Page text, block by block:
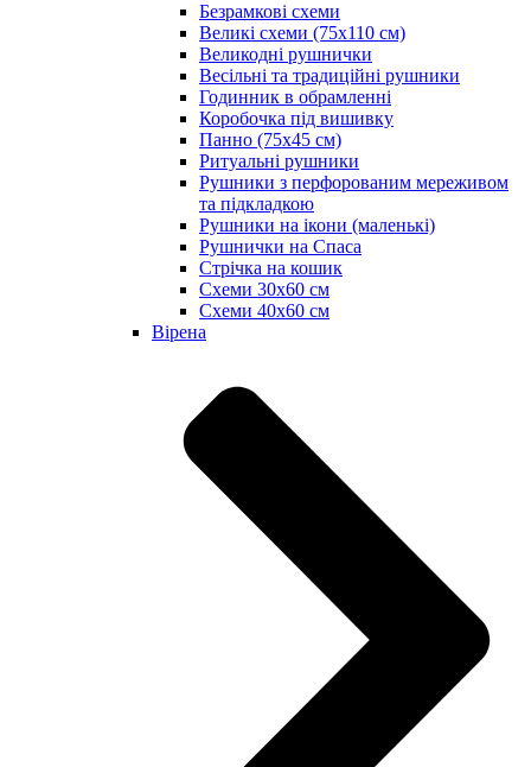
Безрамкові схеми
Великі схеми (75х110 см)
Великодні рушнички
Весільні та традиційні рушники
Годинник в обрамленні
Коробочка під вишивку
Панно (75х45 см)
Ритуальні рушники
Рушники з перфорованим мереживом
та підкладкою
Рушники на ікони (маленькі)
Рушнички на Спаса
Стрічка на кошик
Схеми 30х60 см
Схеми 40х60 см
Вірена